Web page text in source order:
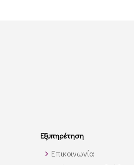
Εξυπηρέτηση
Επικοινωνία